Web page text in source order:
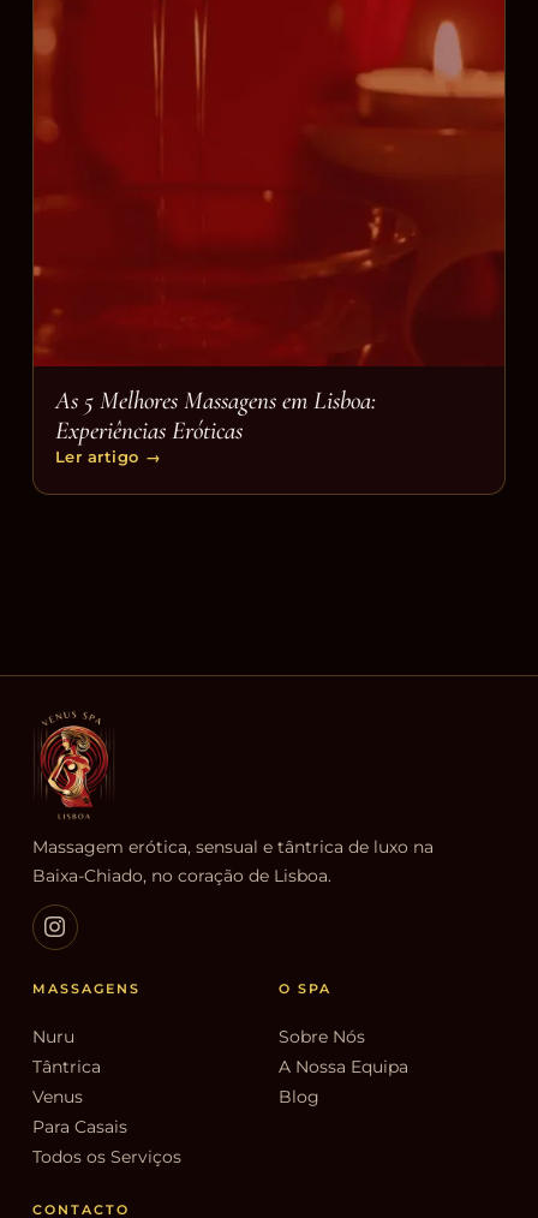
As 5 Melhores Massagens em Lisboa:
Experiências Eróticas
Ler artigo →
Massagem erótica, sensual e tântrica de luxo na
Baixa-Chiado, no coração de Lisboa.
MASSAGENS
Nuru
Tântrica
Venus
Para Casais
Todos os Serviços
O SPA
Sobre Nós
A Nossa Equipa
Blog
CONTACTO